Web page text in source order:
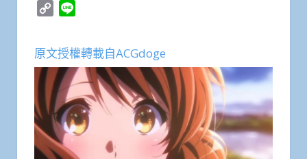
Copy
原文授權轉載自ACGdoge